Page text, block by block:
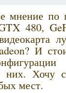
мнение по
480,
И
них. Хочу
мест.